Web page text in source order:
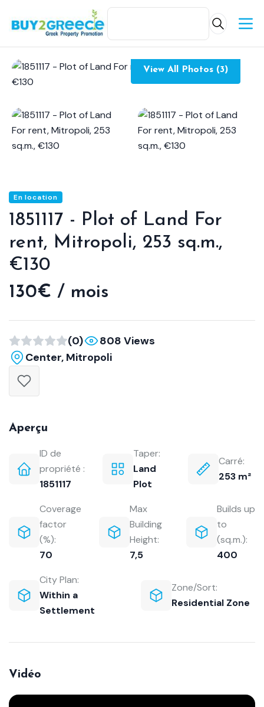
View All Photos (3)
En location
1851117 - Plot of Land For
rent, Mitropoli, 253 sq.m.,
€130
130€ / mois
(0)
808 Views
Center, Mitropoli
Aperçu
ID de
propriété :
1851117
Taper:
Land
Plot
Carré:
253 m²
Coverage
factor
(%):
70
Max
Building
Height:
7,5
Builds up
to
(sq.m.):
400
City Plan:
Within a
Settlement
Zone/Sort:
Residential Zone
Vidéo